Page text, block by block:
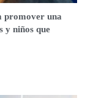
promover una
y niños que